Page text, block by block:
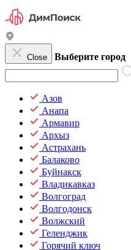
Close Выберите город
Азов
Анапа
Армавир
Архыз
Астрахань
Балаково
Буйнакск
Владикавказ
Волгоград
Волгодонск
Волжский
Геленджик
Горячий ключ